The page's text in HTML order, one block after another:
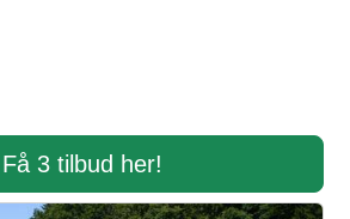
Få 3 tilbud her!